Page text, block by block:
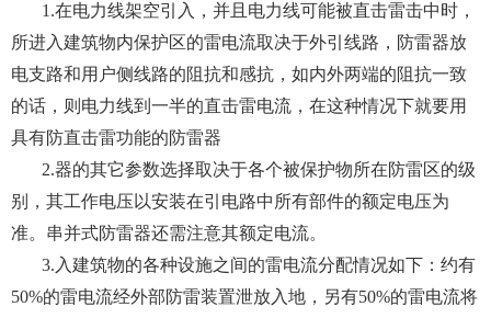
1.在电力线架空引入，并且电力线可能被直击雷击中时，
所进入建筑物内保护区的雷电流取决于外引线路，防雷器放
电支路和用户侧线路的阻抗和感抗，如内外两端的阻抗一致
的话，则电力线到一半的直击雷电流，在这种情况下就要用
具有防直击雷功能的防雷器
2.器的其它参数选择取决于各个被保护物所在防雷区的级
别，其工作电压以安装在引电路中所有部件的额定电压为
准。串并式防雷器还需注意其额定电流。
3.入建筑物的各种设施之间的雷电流分配情况如下：约有
50%的雷电流经外部防雷装置泄放入地，另有50%的雷电流将